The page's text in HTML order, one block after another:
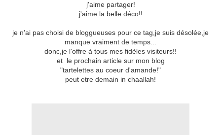
j'aime partager!
j'aime la belle déco!!
je n'ai pas choisi de bloggueuses pour ce tag,je suis désolée,je
manque vraiment de temps...
donc,je l'offre à tous mes fidèles visiteurs!!
et le prochain article sur mon blog
"tartelettes au coeur d'amande!"
peut etre demain in chaallah!